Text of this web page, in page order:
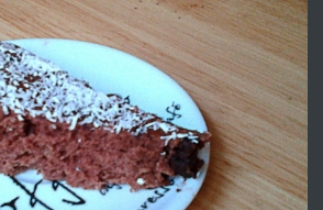
преди 1 година
Работа за общи работници
преди 1 година